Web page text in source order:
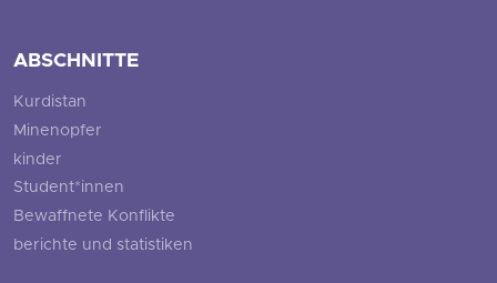
ABSCHNITTE
Kurdistan
Minenopfer
kinder
Student*innen
Bewaffnete Konflikte
berichte und statistiken